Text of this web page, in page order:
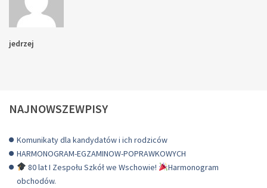
jedrzej
NAJNOWSZEWPISY
Komunikaty dla kandydatów i ich rodziców
HARMONOGRAM-EGZAMINOW-POPRAWKOWYCH
80 lat I Zespołu Szkół we Wschowie!
Harmonogram
obchodów.